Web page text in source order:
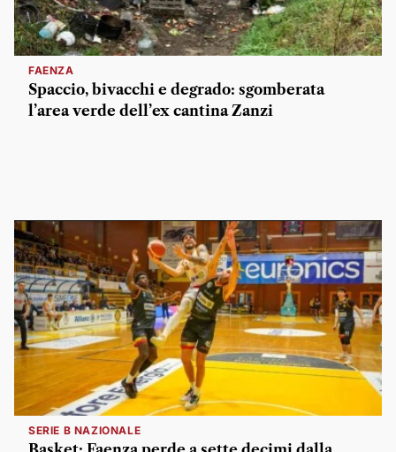
FAENZA
Spaccio, bivacchi e degrado: sgomberata
l’area verde dell’ex cantina Zanzi
SERIE B NAZIONALE